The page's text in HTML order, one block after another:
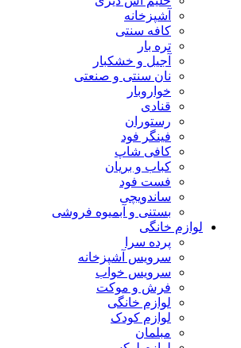
آشپزخانه
کافه سنتی
تره بار
آجیل و خشکبار
نان سنتی و صنعتی
خواروبار
قنادی
رستوران
فینگر فود
کافی شاپ
کباب و بریان
فست فود
ساندویچی
بستنی و آبمیوه فروشی
لوازم خانگی
پرده سرا
سرویس آشپزخانه
سرویس خواب
فرش و موکت
لوازم خانگی
لوازم کودک
مبلمان